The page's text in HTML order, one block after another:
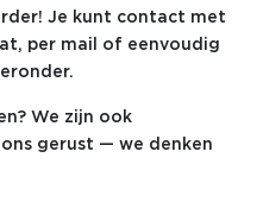
Je kunt contact met
per mail of eenvoudig
We zijn ook
gerust — we denken